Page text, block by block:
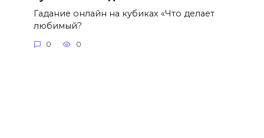
Гадание онлайн на кубиках «Что делает
любимый?
0 0